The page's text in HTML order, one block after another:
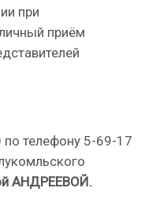
при
приём
телефону 5-69-17
АНДРЕЕВОЙ.